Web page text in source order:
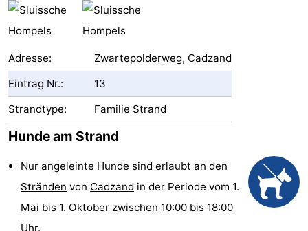
kindern
Übernachten
Appartements
Campingplätze
Ferienhäuser
Meersee
Beach
Adresse: Zwartepolderweg, Cadzand
Eintrag Nr.:
13
Strandtype:
Familie Strand
Hunde am Strand
Nur angeleinte Hunde sind erlaubt an den
Stränden von Cadzand in der Periode vom 1.
Mai bis 1. Oktober zwischen 10:00 bis 18:00
Uhr.